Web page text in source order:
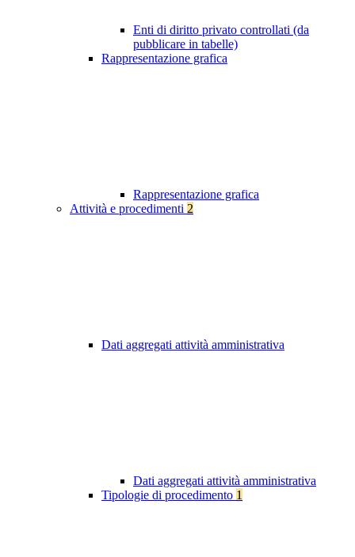
Enti di diritto privato controllati (da
pubblicare in tabelle)
Rappresentazione grafica
Rappresentazione grafica
Attività e procedimenti 2
Dati aggregati attività amministrativa
Dati aggregati attività amministrativa
Tipologie di procedimento 1